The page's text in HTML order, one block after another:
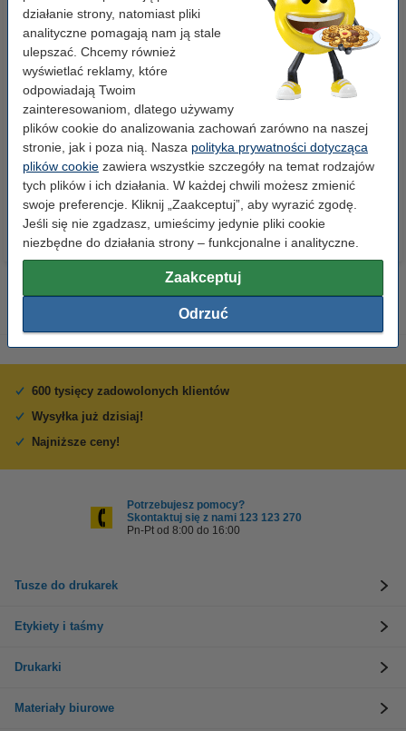
działanie strony, natomiast pliki
analityczne pomagają nam ją stale
ulepszać. Chcemy również
wyświetlać reklamy, które
odpowiadają Twoim
zainteresowaniom, dlatego używamy
plików cookie do analizowania zachowań zarówno na naszej
stronie, jak i poza nią. Nasza polityka prywatności dotycząca
plików cookie zawiera wszystkie szczegóły na temat rodzajów
tych plików i ich działania. W każdej chwili możesz zmienić
swoje preferencje. Kliknij „Zaakceptuj”, aby wyrazić zgodę.
Jeśli się nie zgadzasz, umieścimy jedynie pliki cookie
niezbędne do działania strony – funkcjonalne i analityczne.
Zaakceptuj
Odrzuć
Papier ksero A4 80 g/m2 (500
szt.), 123drukuj
23,00 zł
Papier ksero A4 80 g/m2 (2500
szt.), 123drukuj (5 ryz)
110,00 zł
600 tysięcy zadowolonych klientów
Wysyłka już dzisiaj!
Najniższe ceny!
Potrzebujesz pomocy?
Skontaktuj się z nami 123 123 270
Pn-Pt od 8:00 do 16:00
Tusze do drukarek
Etykiety i taśmy
Drukarki
Materiały biurowe